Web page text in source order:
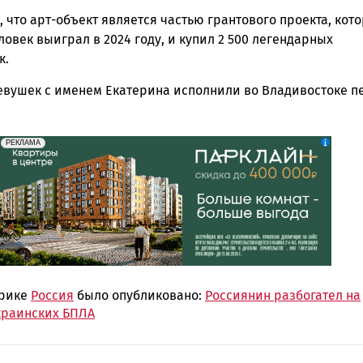
арт-объект является частью грантового проекта,
выиграл в 2024 году, и купил 2 500 легендарных
с именем Екатерина исполнили во Владивостоке
erid: 2SDnjdeSPnB
РЕКЛАМА
Реклама
Россия было опубликовано: Россиянин разбогател на
БПЛА